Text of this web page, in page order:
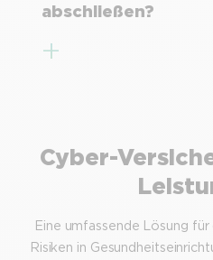
abschließen?
Cyber-
Eine umfassende Lösung
Risiken in